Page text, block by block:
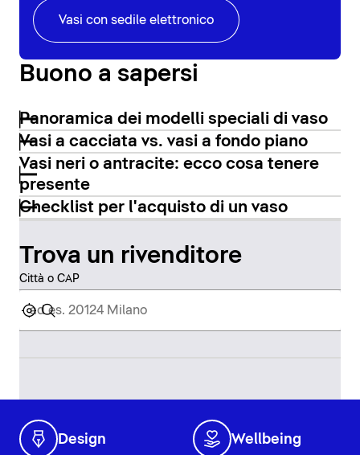
Vasi con sedile elettronico
Buono a sapersi
Panoramica dei modelli speciali di vaso
Vasi a cacciata vs. vasi a fondo piano
Vasi neri o antracite: ecco cosa tenere
presente
Checklist per l'acquisto di un vaso
Trova un rivenditore
Città o CAP
Design Wellbeing